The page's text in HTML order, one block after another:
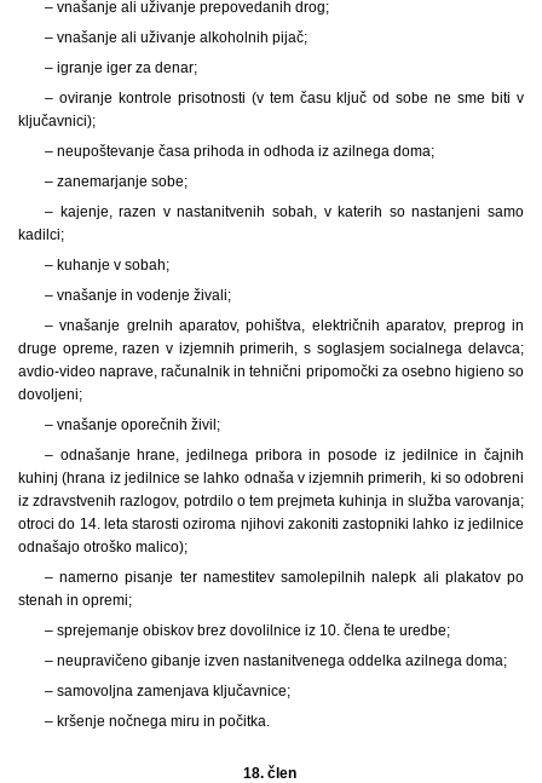
– vnašanje ali uživanje prepovedanih drog;
– vnašanje ali uživanje alkoholnih pijač;
– igranje iger za denar;
– oviranje kontrole prisotnosti (v tem času ključ od sobe ne sme biti v
ključavnici);
– neupoštevanje časa prihoda in odhoda iz azilnega doma;
– zanemarjanje sobe;
– kajenje, razen v nastanitvenih sobah, v katerih so nastanjeni samo
kadilci;
– kuhanje v sobah;
– vnašanje in vodenje živali;
– vnašanje grelnih aparatov, pohištva, električnih aparatov, preprog in
druge opreme, razen v izjemnih primerih, s soglasjem socialnega delavca;
avdio-video naprave, računalnik in tehnični pripomočki za osebno higieno so
dovoljeni;
– vnašanje oporečnih živil;
– odnašanje hrane, jedilnega pribora in posode iz jedilnice in čajnih
kuhinj (hrana iz jedilnice se lahko odnaša v izjemnih primerih, ki so odobreni
iz zdravstvenih razlogov, potrdilo o tem prejmeta kuhinja in služba varovanja;
otroci do 14. leta starosti oziroma njihovi zakoniti zastopniki lahko iz jedilnice
odnašajo otroško malico);
– namerno pisanje ter namestitev samolepilnih nalepk ali plakatov po
stenah in opremi;
– sprejemanje obiskov brez dovolilnice iz 10. člena te uredbe;
– neupravičeno gibanje izven nastanitvenega oddelka azilnega doma;
– samovoljna zamenjava ključavnice;
– kršenje nočnega miru in počitka.
18. člen